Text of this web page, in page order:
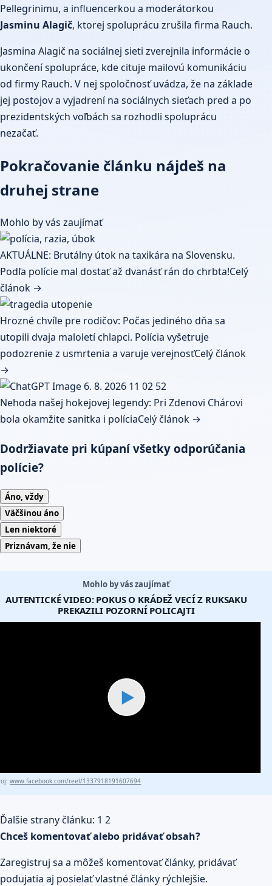
Pellegrinimu, a influencerkou a moderátorkou
Jasminu Alagič, ktorej spoluprácu zrušila firma Rauch.
Jasmina Alagič na sociálnej sieti zverejnila informácie o
ukončení spolupráce, kde cituje mailovú komunikáciu
od firmy Rauch. V nej spoločnosť uvádza, že na základe
jej postojov a vyjadrení na sociálnych sieťach pred a po
prezidentských voľbách sa rozhodli spoluprácu
nezačať.
Pokračovanie článku nájdeš na
druhej strane
Mohlo by vás zaujímať
AKTUÁLNE: Brutálny útok na taxikára na Slovensku.
Podľa polície mal dostať až dvanásť rán do chrbta!Celý
článok →
Hrozné chvíle pre rodičov: Počas jediného dňa sa
utopili dvaja maloletí chlapci. Polícia vyšetruje
podozrenie z usmrtenia a varuje verejnosťCelý článok
→
Nehoda našej hokejovej legendy: Pri Zdenovi Chárovi
bola okamžite sanitka i políciaCelý článok →
Dodržiavate pri kúpaní všetky odporúčania
polície?
Áno, vždy
Väčšinou áno
Len niektoré
Priznávam, že nie
Mohlo by vás zaujímať
AUTENTICKÉ VIDEO: POKUS O KRÁDEŽ VECÍ Z RUKSAKU
PREKAZILI POZORNÍ POLICAJTI
▶
www.facebook.com/reel/1337918191607694
Ďalšie strany článku: 1 2
Chceš komentovať alebo pridávať obsah?
Zaregistruj sa a môžeš komentovať články, pridávať
podujatia aj posielať vlastné články rýchlejšie.